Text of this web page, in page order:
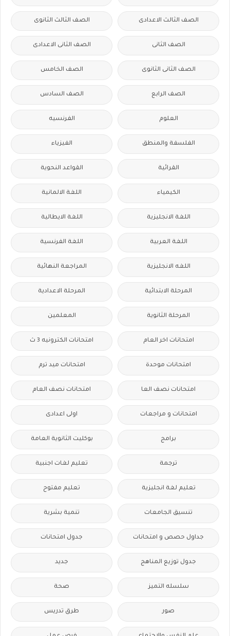
الصف الثالث الاعدادى الصف الثالث الثانوى
الصف الثانى الصف الثانى الاعدادى
الصف الثانى الثانوى الصف الخامس
الصف الرابع الصف السادس
العلوم الفرنسيه
الفلسفة والمنطق الفيزياء
القرائية القواعد النحوية
الكيمياء اللغة الالمانية
اللغة الانجليزية اللغة الايطالية
اللغة العربية اللغة الفرنسية
اللغه الانجليزية المراجعة النهائية
المرحلة الابتدائية المرحلة الاعدادية
المرحلة الثانوية المعلمين
امتحانات اخر العام امتحانات الكترونيه 3 ث
امتحانات موحدة امتحانات ميد ترم
امتحانات نصف العا امتحانات نصف العام
امتحانات و مراجعات اولى اعدادى
برامج بوكليت الثانوية العامة
ترجمة تعليم لغات اجنبية
تعليم لغة انجليزية تعليم مفتوح
تنسيق الجامعات تنمية بشرية
جداول حصص و امتحانات جدول امتحانات
جدول توزيع المناهج جديد
سلسله التميز صحة
صور طرق تدريس